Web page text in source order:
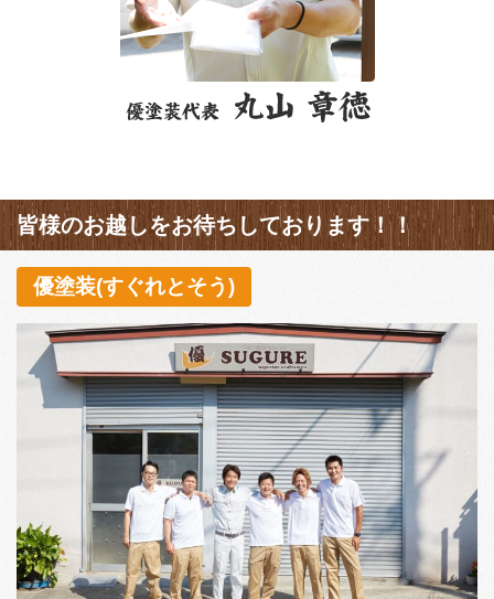
皆様のお越しをお待ちしております！！
優塗装(すぐれとそう)